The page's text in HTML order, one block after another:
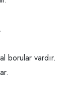
borular vardır.